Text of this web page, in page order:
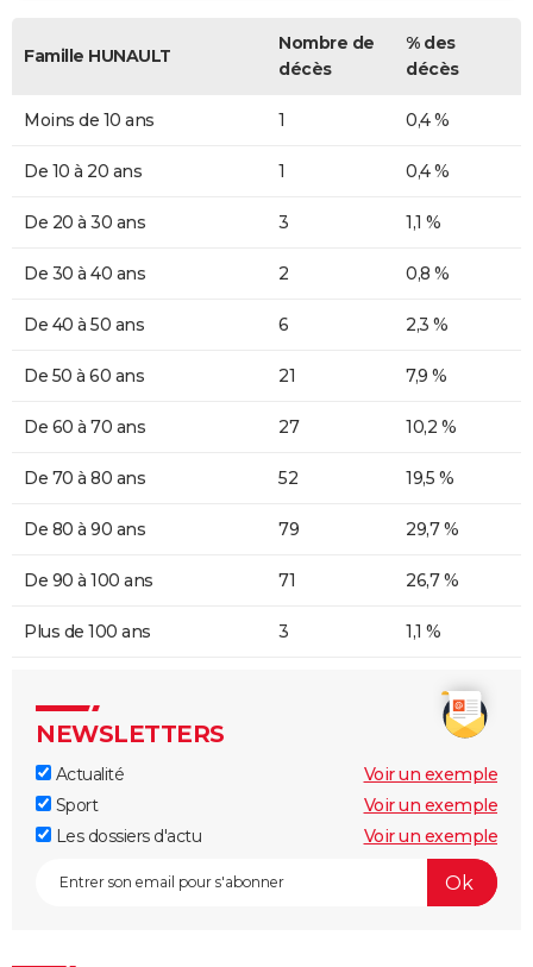
Famille HUNAULT
Nombre de
décès
% des
décès
Moins de 10 ans 1 0,4 %
De 10 à 20 ans 1 0,4 %
De 20 à 30 ans 3 1,1 %
De 30 à 40 ans 2 0,8 %
De 40 à 50 ans 6 2,3 %
De 50 à 60 ans 21 7,9 %
De 60 à 70 ans 27 10,2 %
De 70 à 80 ans 52 19,5 %
De 80 à 90 ans 79 29,7 %
De 90 à 100 ans 71 26,7 %
Plus de 100 ans 3 1,1 %
NEWSLETTERS
Actualité
Voir un exemple
Sport
Voir un exemple
Les dossiers d'actu
Voir un exemple